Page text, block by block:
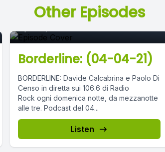
Other Episodes
Episode 0
Borderline: (04-04-21)
BORDERLINE: Davide Calcabrina e Paolo Di
Censo in diretta sui 106.6 di Radio
Rock ogni domenica notte, da mezzanotte
alle tre. Podcast del 04...
Listen